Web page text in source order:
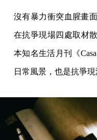
沒有暴力衝突血腥畫
在抗爭現場四處取材
本知名生活月刊《
日常風景，也是抗爭現